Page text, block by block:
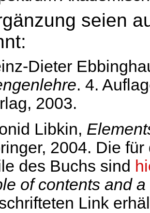
seien
Dieter
. 4.
2003.
Libkin,
2004. Die
des Buchs sind
of contents and
Link